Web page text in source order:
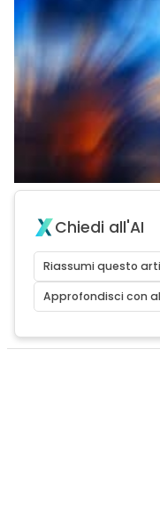
Chiedi all'AI
Riassumi questo
Approfondisci con